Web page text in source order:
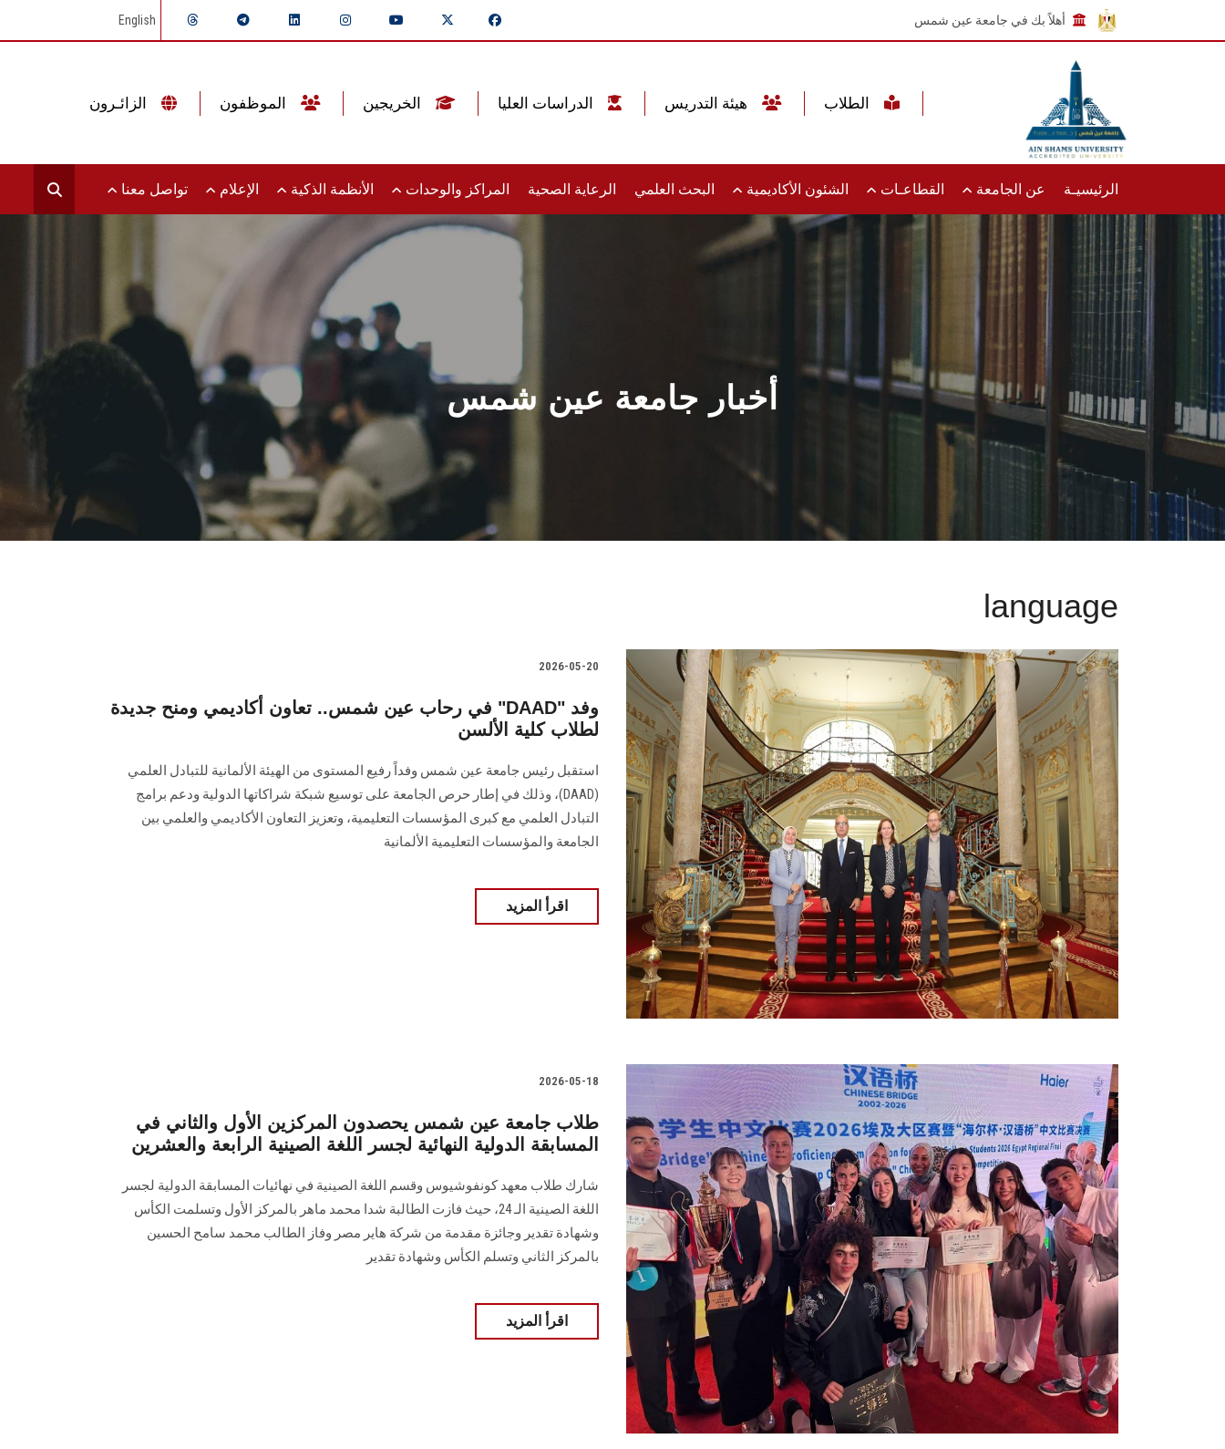
أهلاً بك في جامعة عين شمس English
الرئيسيـة عن الجامعة القطاعـات الشئون الأكاديمية البحث العلمي الرعاية الصحية المراكز والوحدات الأنظمة الذكية الإعلام تواصل معنا
أخبار جامعة عين شمس
language
2026-05-20
في رحاب عين شمس.. تعاون أكاديمي ومنح جديدة "DAAD" وفد
لطلاب كلية الألسن
استقبل رئيس جامعة عين شمس وفداً رفيع المستوى من الهيئة الألمانية للتبادل العلمي
(DAAD)، وذلك في إطار حرص الجامعة على توسيع شبكة شراكاتها الدولية ودعم برامج
التبادل العلمي مع كبرى المؤسسات التعليمية، وتعزيز التعاون الأكاديمي والعلمي بين
الجامعة والمؤسسات التعليمية الألمانية
اقرأ المزيد
2026-05-18
طلاب جامعة عين شمس يحصدون المركزين الأول والثاني في
المسابقة الدولية النهائية لجسر اللغة الصينية الرابعة والعشرين
شارك طلاب معهد كونفوشيوس وقسم اللغة الصينية في نهائيات المسابقة الدولية لجسر
اللغة الصينية الـ 24، حيث فازت الطالبة شدا محمد ماهر بالمركز الأول وتسلمت الكأس
وشهادة تقدير وجائزة مقدمة من شركة هاير مصر وفاز الطالب محمد سامح الحسين
بالمركز الثاني وتسلم الكأس وشهادة تقدير
اقرأ المزيد